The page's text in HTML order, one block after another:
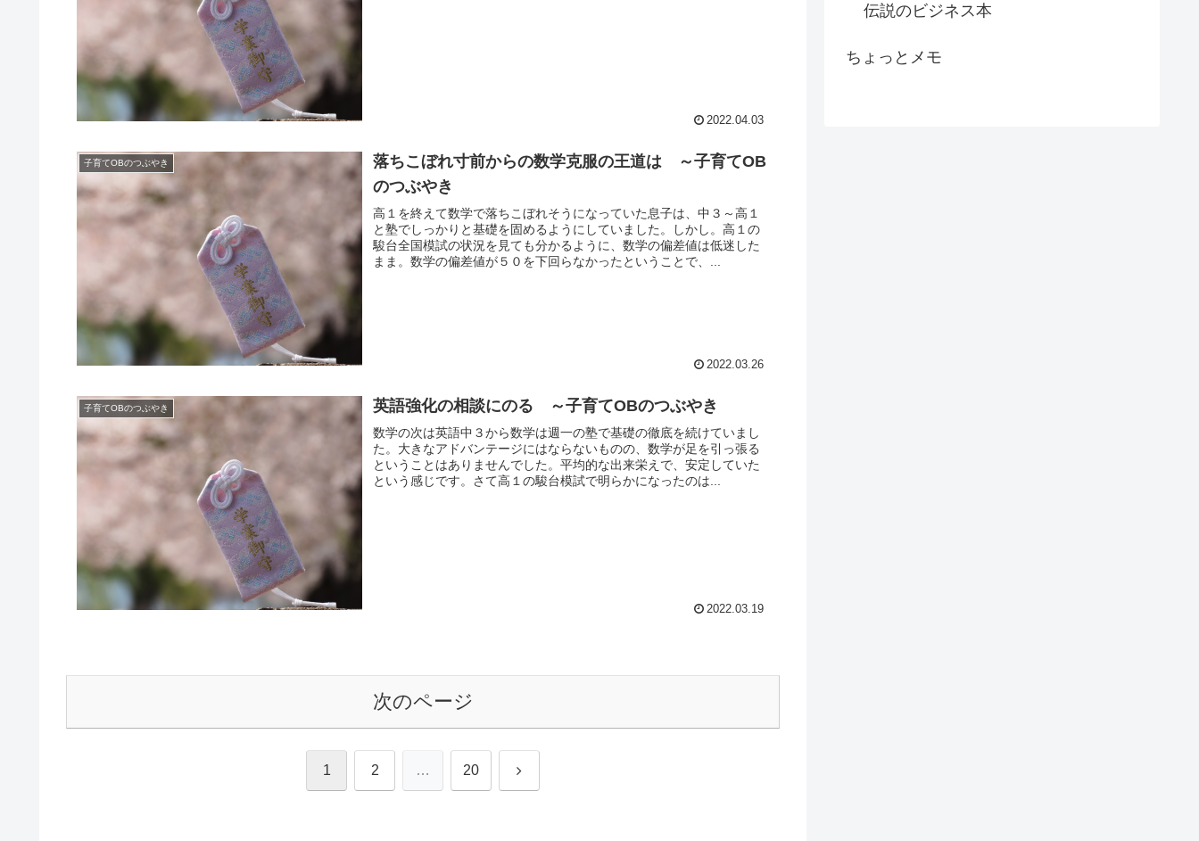
2022.04.03
子育てOBのつぶやき
落ちこぼれ寸前からの数学克服の王道は ～子育てOB
のつぶやき
高１を終えて数学で落ちこぼれそうになっていた息子は、中３～高１
と塾でしっかりと基礎を固めるようにしていました。しかし。高１の
駿台全国模試の状況を見ても分かるように、数学の偏差値は低迷した
まま。数学の偏差値が５０を下回らなかったということで、...
2022.03.26
子育てOBのつぶやき 英語強化の相談にのる ～子育てOBのつぶやき
数学の次は英語中３から数学は週一の塾で基礎の徹底を続けていまし
た。大きなアドバンテージにはならないものの、数学が足を引っ張る
ということはありませんでした。平均的な出来栄えで、安定していた
という感じです。さて高１の駿台模試で明らかになったのは...
2022.03.19
次のページ
1 2 … 20 次
伝説のビジネス本
ちょっとメモ